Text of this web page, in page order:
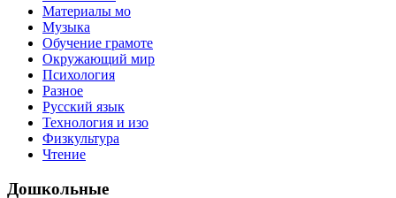
Материалы мо
Музыка
Обучение грамоте
Окружающий мир
Психология
Разное
Русский язык
Технология и изо
Физкультура
Чтение
Дошкольные